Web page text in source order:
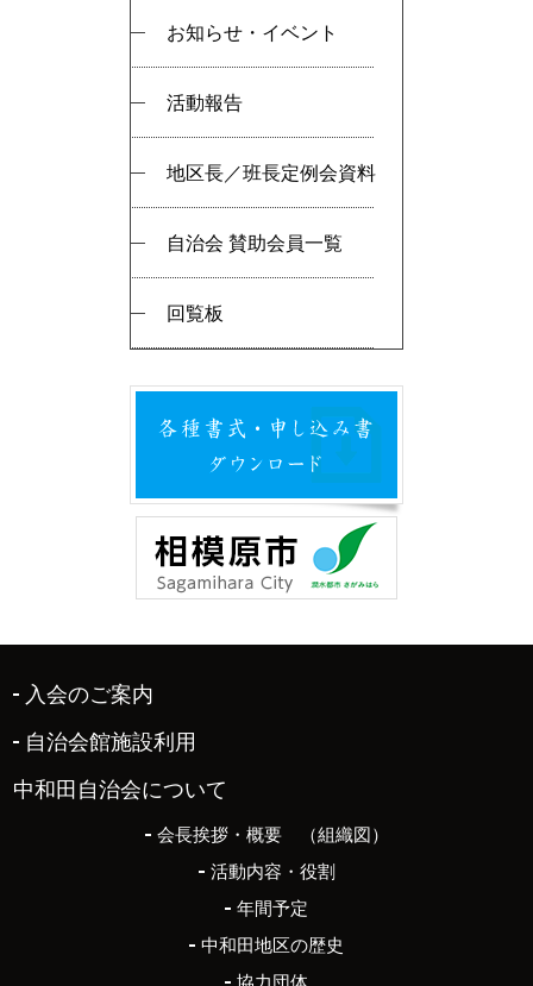
お知らせ・イベント
活動報告
地区長／班長定例会資料
自治会 賛助会員一覧
回覧板
入会のご案内
自治会館施設利用
中和田自治会について
会長挨拶・概要 （組織図）
活動内容・役割
年間予定
中和田地区の歴史
協力団体